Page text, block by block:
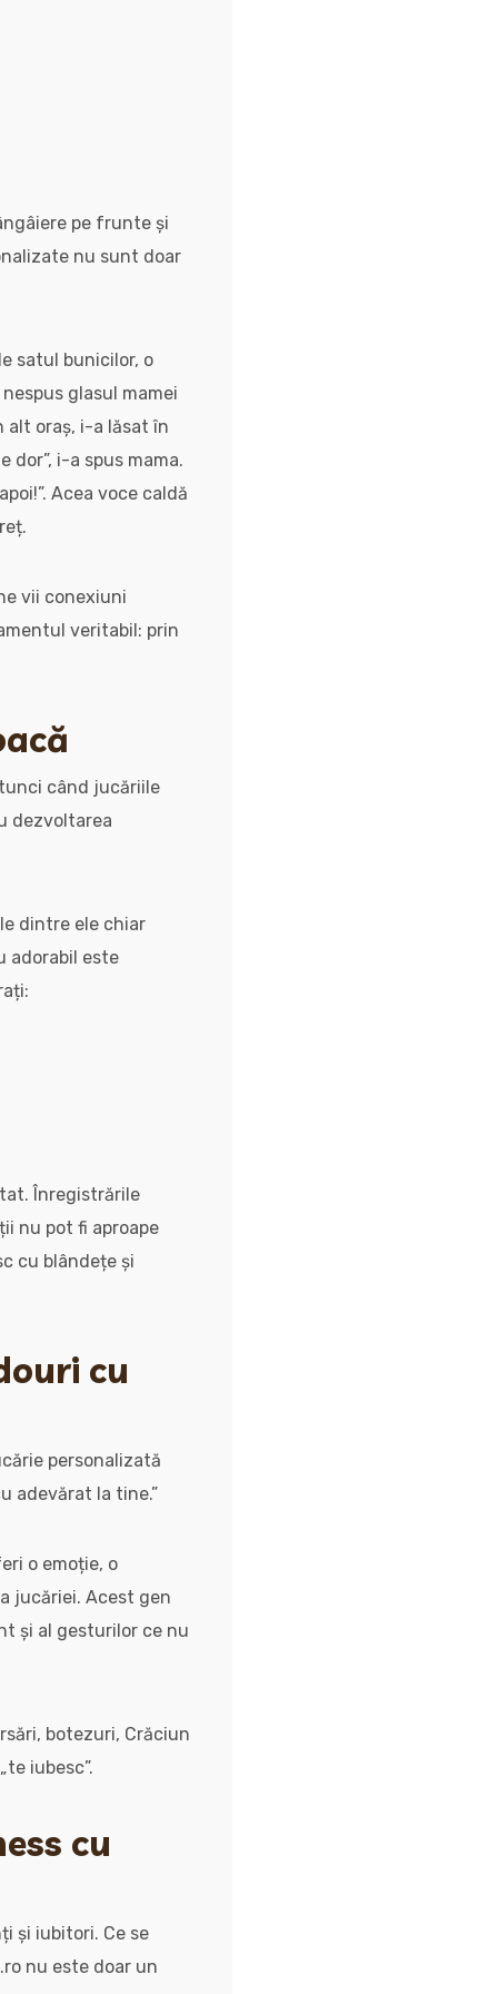
pe frunte și
nu sunt doar
satul bunicilor, o
glasul mamei
alt oraș, i-a lăsat în
i-a spus mama.
Acea voce caldă
vii conexiuni
veritabil: prin
când jucăriile
dezvoltarea
dintre ele chiar
adorabil este
Înregistrările
nu pot fi aproape
cu blândețe și
cu
personalizată
adevărat la tine.”
o emoție, o
jucăriei. Acest gen
și al gesturilor ce nu
botezuri, Crăciun
iubesc”.
cu
și iubitori. Ce se
nu este doar un